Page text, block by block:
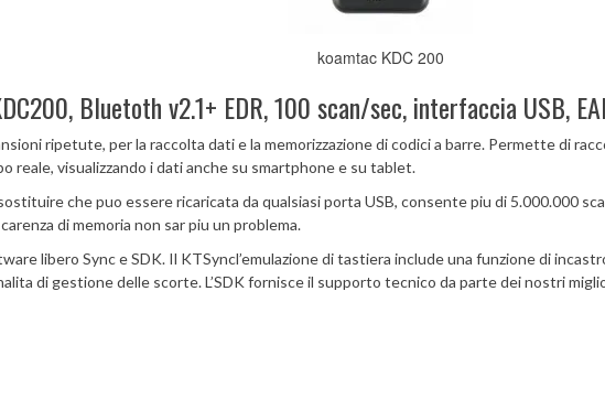
koamtac KDC 200
Bluetoth v2.1+ EDR, 100 scan/sec, interfaccia USB,
ripetute, per la raccolta dati e la memorizzazione di codici a barre. Permette di
reale, visualizzando i dati anche su smartphone e su tablet.
che puo essere ricaricata da qualsiasi porta USB, consente piu di 5.000.000
di memoria non sar piu un problema.
libero Sync e SDK. Il KTSyncl’emulazione di tastiera include una funzione di
di gestione delle scorte. L’SDK fornisce il supporto tecnico da parte dei nostri